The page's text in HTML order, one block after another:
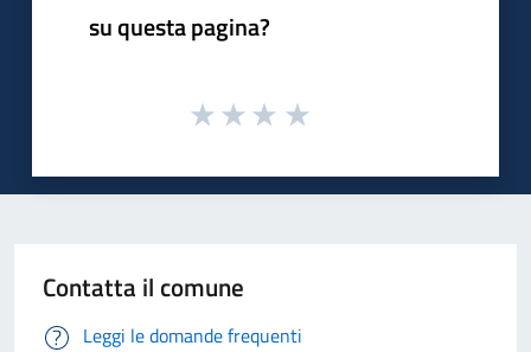
su questa pagina?
Contatta il comune
Leggi le domande frequenti